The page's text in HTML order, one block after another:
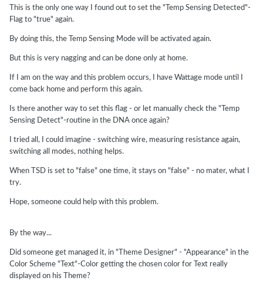
This is the only one way I found out to set the "Temp Sensing Detected"-
Flag to "true" again.
By doing this, the Temp Sensing Mode will be activated again.
But this is very nagging and can be done only at home.
If I am on the way and this problem occurs, I have Wattage mode until I
come back home and perform this again.
Is there another way to set this flag - or let manually check the "Temp
Sensing Detect"-routine in the DNA once again?
I tried all, I could imagine - switching wire, measuring resistance again,
switching all modes, nothing helps.
When TSD is set to "false" one time, it stays on "false" - no mater, what I
try.
Hope, someone could help with this problem.
By the way...
Did someone get managed it, in "Theme Designer" - "Appearance" in the
Color Scheme "Text"-Color getting the chosen color for Text really
displayed on his Theme?